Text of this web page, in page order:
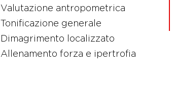
Valutazione antropometrica
Tonificazione generale
Dimagrimento localizzato
Allenamento forza e ipertrofia